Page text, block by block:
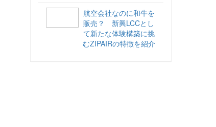
航空会社なのに和牛を
販売？ 新興LCCとし
て新たな体験構築に挑
むZIPAIRの特徴を紹介